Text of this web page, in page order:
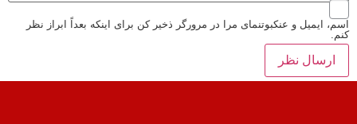
اسم، ایمیل و عنکبوتنمای مرا در مرورگر ذخیر کن برای اینکه بعداً ابراز نظر
کنم.